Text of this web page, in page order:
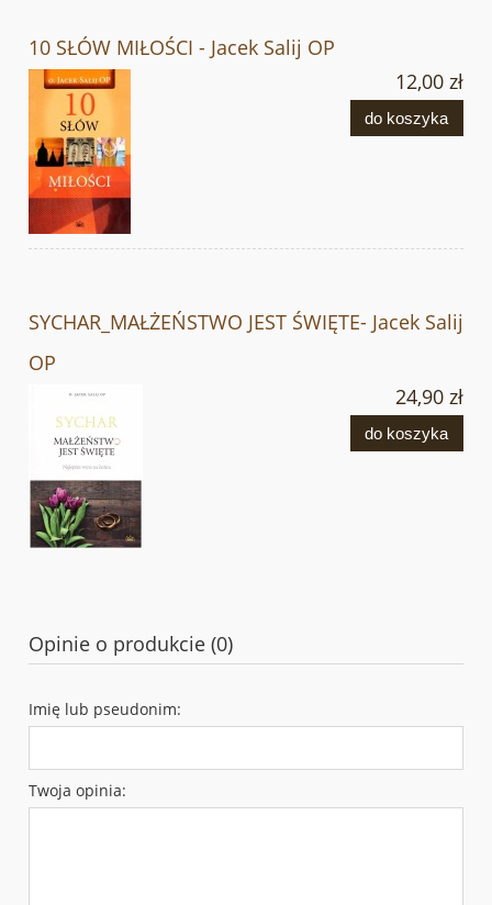
10 SŁÓW MIŁOŚCI - Jacek Salij OP
12,00 zł
do koszyka
SYCHAR_MAŁŻEŃSTWO JEST ŚWIĘTE- Jacek Salij
OP
24,90 zł
do koszyka
Opinie o produkcie (0)
Imię lub pseudonim:
Twoja opinia: